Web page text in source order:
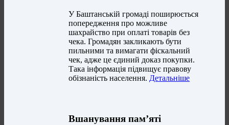
У Баштанській громаді поширюється
попередження про можливе
шахрайство при оплаті товарів без
чека. Громадян закликають бути
пильними та вимагати фіскальний
чек, адже це єдиний доказ покупки.
Така інформація підвищує правову
обізнаність населення. Детальніше
Вшанування пам’яті